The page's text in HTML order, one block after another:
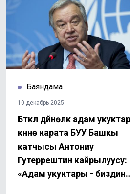
Баяндама
10 декабрь 2025
Бүткүл дүйнөлүк адам
күнүнө карата БУУ Башкы
катчысы Антониу
Гутеррештин кайрылуусу:
«Адам укуктары - биздин